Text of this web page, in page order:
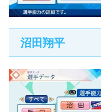
沼田翔平